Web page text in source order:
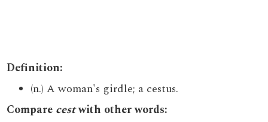
Definition:
(n.) A woman's girdle; a cestus.
Compare cestwith other words: